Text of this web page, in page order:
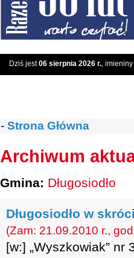
Dziś jest06 sierpnia 2026 r., imieniny
- Strona Główna
Archiwum
Gmina: Długosiodło
Długosiodło w
(Zam: 21.09.2010 r.,
[w:] „Wyszkowiak” nr